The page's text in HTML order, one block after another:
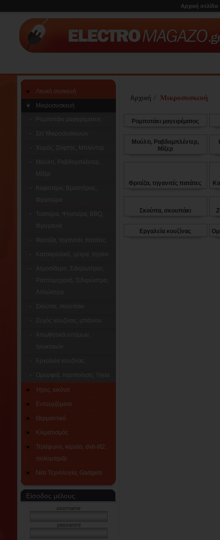
Αρχική σελίδα
Λευκή συσκευή
Μικροσυσκευή
Ρομποτάκι μαγειρέματος
Σετ Μικροσυσκευών
Χυμός, Στίφτης, Μπλέντερ
Μούλτι, Ραβδομπλέντερ,
Μίξερ
Καφετιέρα, Βραστήρας,
Φραπιέρα
Τοστιέρα, Ψηστιέρα, BBQ,
Φρυγανιά
Φριτέζα, τηγανιτές πατάτες
Κατσαρολικό, χύτρα, τηγάνι
Ατμοσίδερο, Σιδερωτήριο,
Ραπτομηχανή, Σιδερώστρα,
Απλώστρα
Σκούπα, σκουπάκι
Ζυγός κουζίνας, μπάνιου
Απωθητικά εντόμων,
τρωκτικών
Εργαλεία κουζίνας
Ομορφιά, περιποίηση, Υγεία
Ήχος, εικόνα
Εντοιχιζόμενο
Θερμαντικό
Κλιματισμός
Τηλέφωνο, κεραία, dvb-t/t2,
πολύμπριζο
Νέα Τεχνολογία, Gadgets
Είσοδος μέλους
username
password
Αρχική / Μικροσυσκευή
Ρομποτάκι μαγειρέματος
Μούλτι, Ραβδομπλέντερ,
Μίξερ
Φριτέζα, τηγανιτές πατάτες
Σκούπα, σκουπάκι
Εργαλεία κουζίνας